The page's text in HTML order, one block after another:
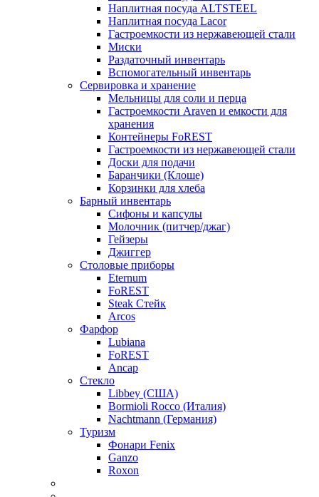
Наплитная посуда ALTSTEEL
Наплитная посуда Lacor
Гастроемкости из нержавеющей стали
Миски
Раздаточный инвентарь
Вспомогательный инвентарь
Сервировка и хранение
Мельницы для соли и перца
Гастроемкости Araven и емкости для
хранения
Контейнеры FoREST
Гастроемкости из нержавеющей стали
Доски для подачи
Баранчики (Клоше)
Корзинки для хлеба
Барный инвентарь
Сифоны и капсулы
Молочник (питчер/джаг)
Гейзеры
Джиггер
Столовые приборы
Eternum
FoREST
Steak Стейк
Arcos
Фарфор
Lubiana
FoREST
Ancap
Стекло
Libbey (США)
Bormioli Rocco (Италия)
Nachtmann (Германия)
Туризм
Фонари Fenix
Ganzo
Roxon